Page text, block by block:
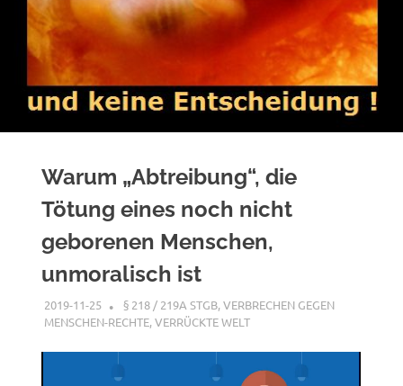
Warum „Abtreibung“, die
Tötung eines noch nicht
geborenen Menschen,
unmoralisch ist
2019-11-25 G A
§ 218 / 219A STGB,VERBRECHEN GEGEN
MENSCHEN-RECHTE,VERRÜCKTE WELT